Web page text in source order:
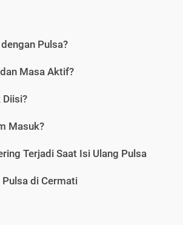
Pulsa?
Masa Aktif?
Diisi?
Masuk?
Terjadi Saat Isi Ulang Pulsa
di Cermati